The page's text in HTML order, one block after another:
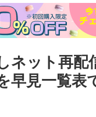
ネット再配
早見一覧表